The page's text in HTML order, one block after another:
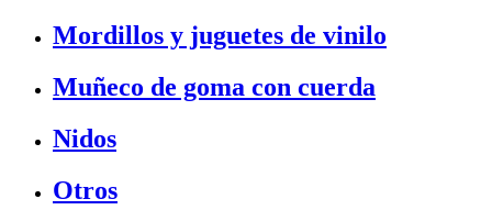
Mordillos y juguetes de vinilo
Muñeco de goma con cuerda
Nidos
Otros